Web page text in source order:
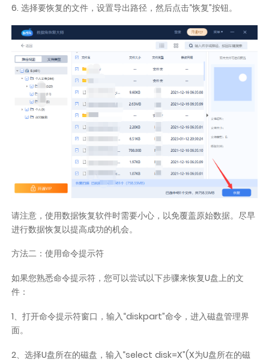
6. 选择要恢复的文件，设置导出路径，然后点击“恢复”按钮。
请注意，使用数据恢复软件时需要小心，以免覆盖原始数据。尽早
进行数据恢复以提高成功的机会。
方法二：使用命令提示符
如果您熟悉命令提示符，您可以尝试以下步骤来恢复U盘上的文
件：
1、打开命令提示符窗口，输入“diskpart”命令，进入磁盘管理界
面。
2、选择U盘所在的磁盘，输入“select disk=X”(X为U盘所在的磁